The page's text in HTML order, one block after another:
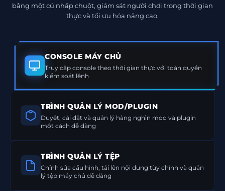
bằng một cú nhấp chuột, giám sát người chơi trong thời gian
thực và tối ưu hóa nâng cao.
CONSOLE MÁY CHỦ
Truy cập console theo thời gian thực với toàn quyền
kiểm soát lệnh
TRÌNH QUẢN LÝ MOD/PLUGIN
Duyệt, cài đặt và quản lý hàng nghìn mod và plugin
một cách dễ dàng
TRÌNH QUẢN LÝ TỆP
Chỉnh sửa cấu hình, tải lên nội dung tùy chỉnh và quản
lý tệp máy chủ dễ dàng